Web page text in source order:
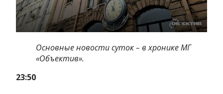
Основные новости суток – в хронике МГ
«Объектив».
23:50